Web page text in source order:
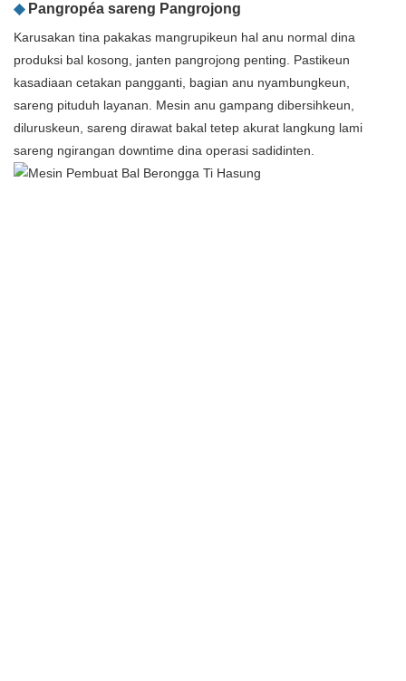
◆Pangropéa sareng Pangrojong
Karusakan tina pakakas mangrupikeun hal anu normal dina
produksi bal kosong, janten pangrojong penting. Pastikeun
kasadiaan cetakan pangganti, bagian anu nyambungkeun,
sareng pituduh layanan. Mesin anu gampang dibersihkeun,
diluruskeun, sareng dirawat bakal tetep akurat langkung lami
sareng ngirangan downtime dina operasi sadidinten.